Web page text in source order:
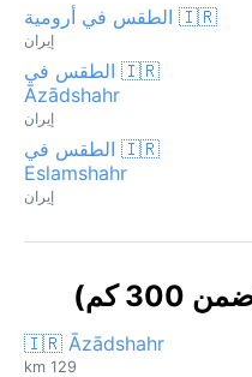
🇮🇷 الطقس في أرومية
إيران
🇮🇷 الطقس في
Āzādshahr
إيران
🇮🇷 الطقس في
Eslamshahr
إيران
🇮🇷 Āzādshahr
129 km